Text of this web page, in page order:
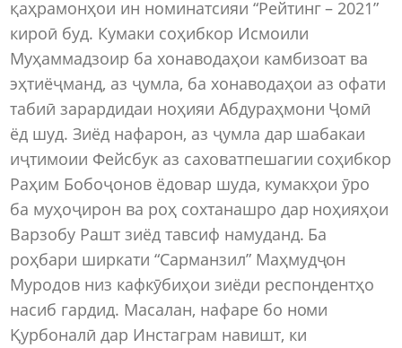
қаҳрамонҳои ин номинатсияи “Рейтинг – 2021”
кироӣ буд. Кумаки соҳибкор Исмоили
Муҳаммадзоир ба хонаводаҳои камбизоат ва
эҳтиёҷманд, аз ҷумла, ба хонаводаҳои аз офати
табиӣ зарардидаи ноҳияи Абдураҳмони Ҷомӣ
ёд шуд. Зиёд нафарон, аз ҷумла дар шабакаи
иҷтимоии Фейсбук аз саховатпешагии соҳибкор
Раҳим Бобоҷонов ёдовар шуда, кумакҳои ӯро
ба муҳоҷирон ва роҳ сохтанашро дар ноҳияҳои
Варзобу Рашт зиёд тавсиф намуданд. Ба
роҳбари ширкати “Сарманзил” Маҳмудҷон
Муродов низ кафкӯбиҳои зиёди респондентҳо
насиб гардид. Масалан, нафаре бо номи
Қурбоналӣ дар Инстаграм навишт, ки